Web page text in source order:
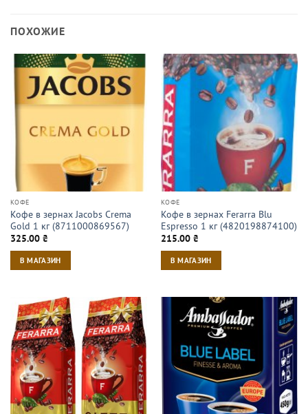
ПОХОЖИЕ
КОФЕ
Кофе в зернах Jacobs Crema
Gold 1 кг (8711000869567)
325.00 ₴
В МАГАЗИН
КОФЕ
Кофе в зернах Ferarra Blu
Espresso 1 кг (4820198874100)
215.00 ₴
В МАГАЗИН